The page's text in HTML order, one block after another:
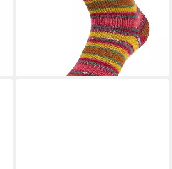
lieferbar - in 3-4 Werktagen bei dir
+40